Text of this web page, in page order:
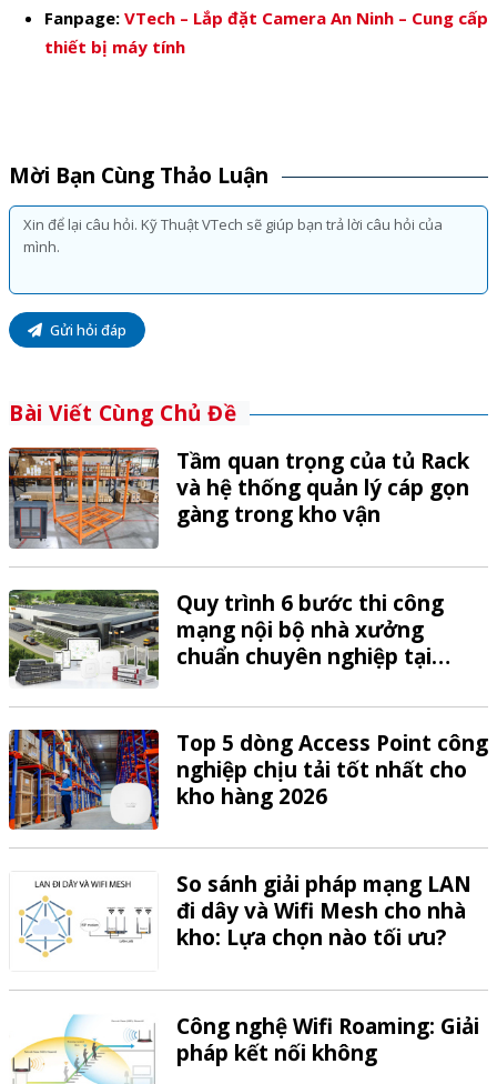
Fanpage: VTech – Lắp đặt Camera An Ninh – Cung cấp
thiết bị máy tính
Mời Bạn Cùng Thảo Luận
Gửi hỏi đáp
Bài Viết Cùng Chủ Đề
Tầm quan trọng của tủ Rack
và hệ thống quản lý cáp gọn
gàng trong kho vận
Quy trình 6 bước thi công
mạng nội bộ nhà xưởng
chuẩn chuyên nghiệp tại
Top 5 dòng Access Point công
nghiệp chịu tải tốt nhất cho
kho hàng 2026
So sánh giải pháp mạng LAN
đi dây và Wifi Mesh cho nhà
kho: Lựa chọn nào tối ưu?
Công nghệ Wifi Roaming: Giải
pháp kết nối không